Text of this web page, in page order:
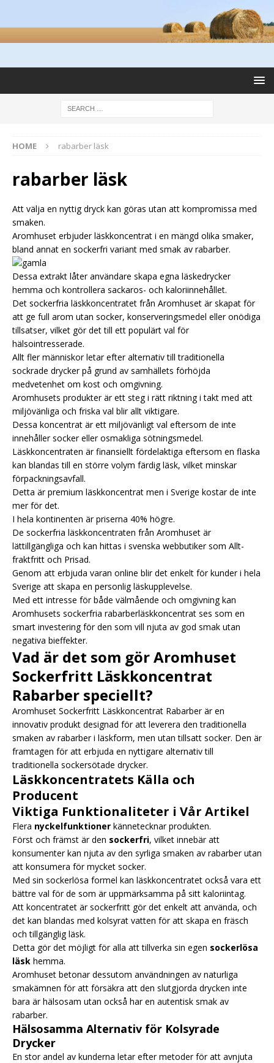
HOME rabarber läsk
rabarber läsk
Att välja en nyttig dryck kan göras utan att kompromissa med
smaken.
Aromhuset erbjuder läskkoncentrat i en mängd olika smaker,
bland annat en sockerfri variant med smak av rabarber.
Dessa extrakt låter användare skapa egna läskedrycker
hemma och kontrollera sackaros- och kaloriinnehållet.
Det sockerfria läskkoncentratet från Aromhuset är skapat för
att ge full arom utan socker, konserveringsmedel eller onödiga
tillsatser, vilket gör det till ett populärt val för
hälsointresserade.
Allt fler människor letar efter alternativ till traditionella
sockrade drycker på grund av samhällets förhöjda
medvetenhet om kost och omgivning.
Aromhusets produkter är ett steg i rätt riktning i takt med att
miljövänliga och friska val blir allt viktigare.
Dessa koncentrat är ett miljövänligt val eftersom de inte
innehåller socker eller osmakliga sötningsmedel.
Läskkoncentraten är finansiellt fördelaktiga eftersom en flaska
kan blandas till en större volym färdig läsk, vilket minskar
förpackningsavfall.
Detta är premium läskkoncentrat men i Sverige kostar de inte
mer för det.
I hela kontinenten är priserna 40% högre.
De sockerfria läskkoncentraten från Aromhuset är
lättillgängliga och kan hittas i svenska webbutiker som Allt-
fraktfritt och Prisad.
Genom att erbjuda varan online blir det enkelt för kunder i hela
Sverige att skapa en personlig läskupplevelse.
Med ett intresse för både välmående och omgivning kan
Aromhusets sockerfria rabarberläskkoncentrat ses som en
smart investering för den som vill njuta av god smak utan
negativa bieffekter.
Vad är det som gör Aromhuset
Sockerfritt Läskkoncentrat
Rabarber speciellt?
Aromhuset Sockerfritt Läskkoncentrat Rabarber är en
innovativ produkt designad för att leverera den traditionella
smaken av rabarber i läskform, men utan tillsatt socker. Den är
framtagen för att erbjuda en nyttigare alternativ till
traditionella sockersötade drycker.
Läskkoncentratets Källa och
Producent
Viktiga Funktionaliteter i Vår Artikel
Flera nyckelfunktioner kännetecknar produkten.
Först och främst är den sockerfri, vilket innebär att
konsumenter kan njuta av den syrliga smaken av rabarber utan
att konsumera för mycket socker.
Med sin sockerlösa formel kan läskkoncentratet också vara ett
bättre val för de som är uppmärksamma på sitt kaloriintag.
Att koncentratet är sockerfritt gör det enkelt att använda, och
det kan blandas med kolsyrat vatten för att skapa en fräsch
och tillgänglig läsk.
Detta gör det möjligt för alla att tillverka sin egen sockerlösa
läsk hemma.
Aromhuset betonar dessutom användningen av naturliga
smakämnen för att försäkra att den slutgjorda drycken inte
bara är hälsosam utan också har en autentisk smak av
rabarber.
Hälsosamma Alternativ för Kolsyrade
Drycker
En stor andel av kunderna letar efter metoder för att avnjuta